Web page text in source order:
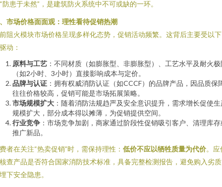
防患于未然”，是建筑防火系统中不可或缺的一环。
市场价格面面观：理性看待促销热潮
阻火模块市场价格呈现多样化态势，促销活动频繁。这背后主要受以
动：
原料与工艺 ：不同材质（如膨胀型、非膨胀型）、工艺水平及耐火极
（如2小时、3小时）直接影响成本与定价。
品牌与认证 ：拥有权威消防认证（如CCCF）的品牌产品，因品质保
往往价格较高，促销可能是市场拓展策略。
市场规模扩大 ：随着消防法规趋严及安全意识提升，需求增长促使生
规模扩大，部分成本得以摊薄，为促销提供空间。
行业竞争 ：市场竞争加剧，商家通过阶段性促销吸引客户、清理库存
推广新品。
者在关注“热卖促销”时，需保持理性： 低价不应以牺牲质量为代价。应
查产品是否符合国家消防技术标准，具备完整检测报告，避免购入劣
下安全隐患。